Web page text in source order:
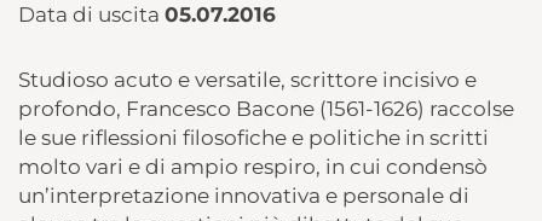
Data di uscita 05.07.2016
Studioso acuto e versatile, scrittore incisivo e
profondo, Francesco Bacone (1561-1626) raccolse
le sue riflessioni filosofiche e politiche in scritti
molto vari e di ampio respiro, in cui condensò
un’interpretazione innovativa e personale di